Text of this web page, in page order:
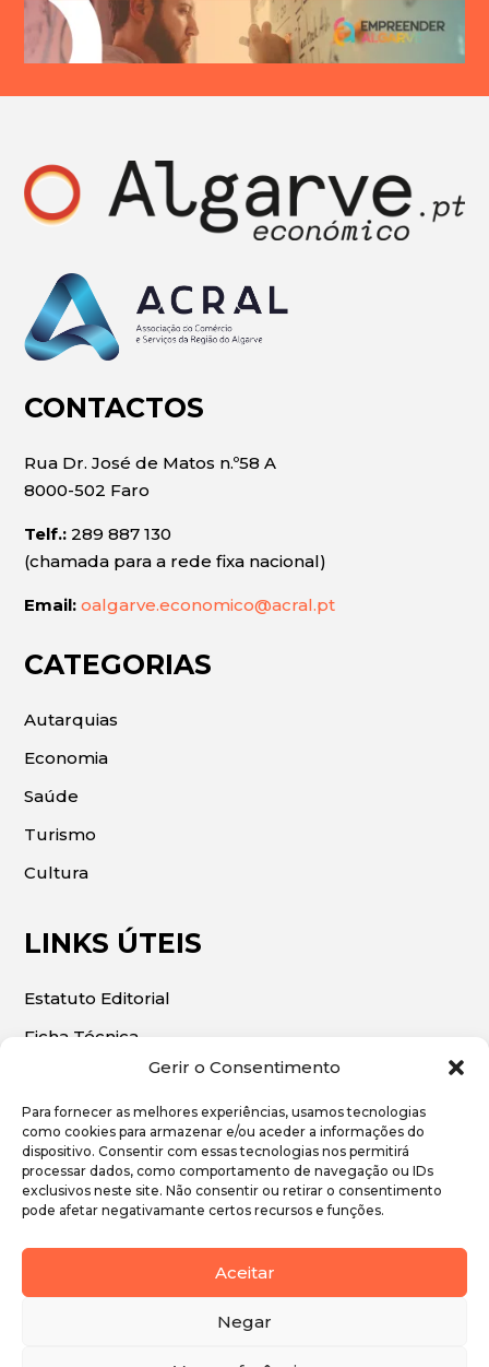
Gerir o Consentimento
Para fornecer as melhores experiências, usamos tecnologias
como cookies para armazenar e/ou aceder a informações do
dispositivo. Consentir com essas tecnologias nos permitirá
processar dados, como comportamento de navegação ou IDs
exclusivos neste site. Não consentir ou retirar o consentimento
pode afetar negativamante certos recursos e funções.
Aceitar
Negar
CONTACTOS
Rua Dr. José de Matos n.º58 A
8000-502 Faro
Telf.: 289 887 130
(chamada para a rede fixa nacional)
Email: oalgarve.economico@acral.pt
CATEGORIAS
Autarquias
Economia
Saúde
Turismo
Cultura
LINKS ÚTEIS
Estatuto Editorial
Ficha Técnica
© 2026 | O Algarve Económico. Todos os direitos
reservados.